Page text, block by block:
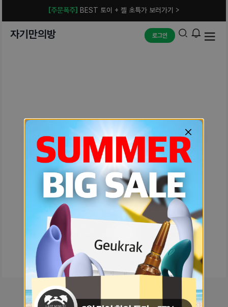
[주문폭주] BEST 토이 + 젤 초특가 보러가기 >
자기만의방 로그인
예상치 못한 에러입니다.